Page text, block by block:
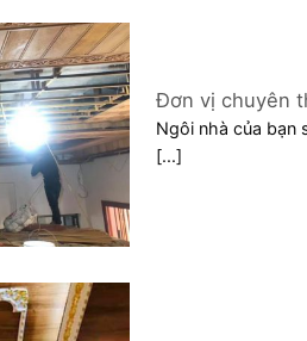
Đơn vị chuyên
Hải Phòng
Ngôi nhà của bạn
[...]